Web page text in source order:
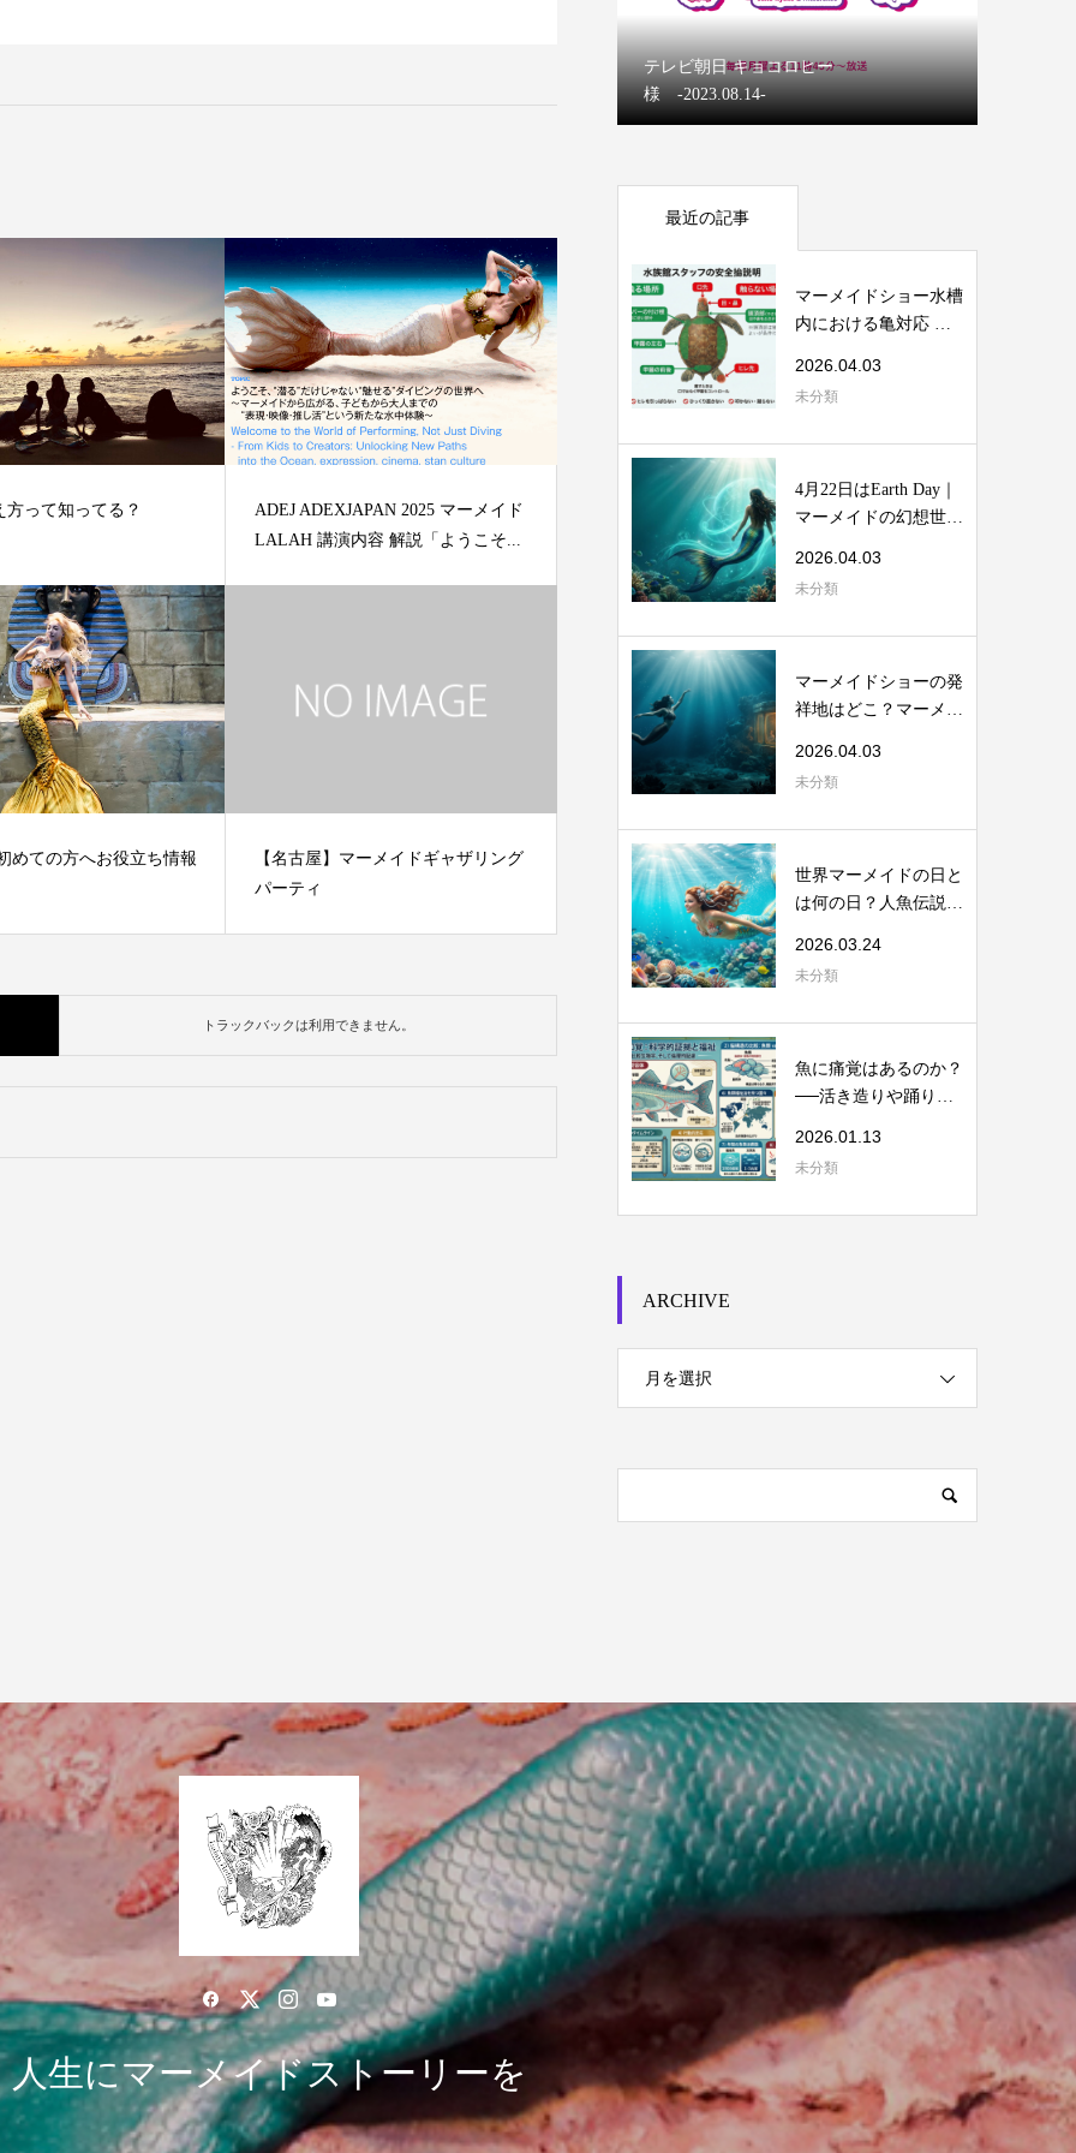
方って知ってる？
ADEJ ADEXJAPAN 2025 マーメイド
LALAH 講演内容 解説「ようこそ...
めての方へお役立ち情報
【名古屋】マーメイドギャザリング
パーティ
トラックバックは利用できません。
テレビ朝日 キョコロヒー
様 -2023.08.14-
最近の記事
マーメイドショー水槽
内における亀対応 安
2026.04.03
未分類
4月22日はEarth Day｜
マーメイドの幻想世界
2026.04.03
未分類
マーメイドショーの発
祥地はどこ？マーメイ
2026.04.03
未分類
世界マーメイドの日と
は何の日？人魚伝説と
2026.03.24
未分類
魚に痛覚はあるのか？
──活き造りや踊り食
2026.01.13
未分類
ARCHIVE
月を選択
人生にマーメイドストーリーを